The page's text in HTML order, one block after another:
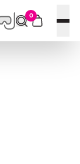
פתח תפריט
0